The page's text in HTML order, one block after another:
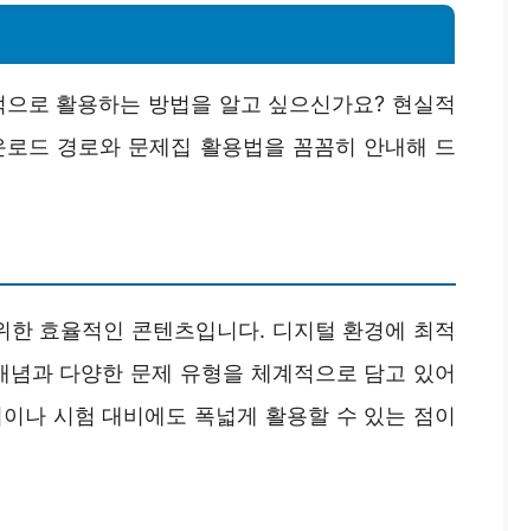
로 활용하는 방법을 알고 싶으신가요? 현실적
드 경로와 문제집 활용법을 꼼꼼히 안내해 드
효율적인 콘텐츠입니다. 디지털 환경에 최적
과 다양한 문제 유형을 체계적으로 담고 있어
나 시험 대비에도 폭넓게 활용할 수 있는 점이